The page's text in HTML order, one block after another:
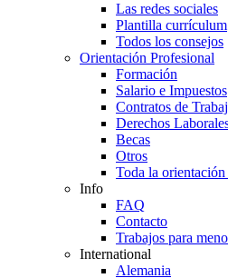
Las redes sociales
Plantilla currículum
Todos los consejos
Orientación Profesional
Formación
Salario e Impuestos
Contratos de
Derechos
Becas
Otros
Toda la
Info
FAQ
Contacto
Trabajos para
International
Alemania